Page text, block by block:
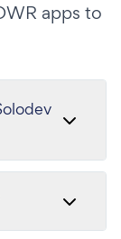
apps to